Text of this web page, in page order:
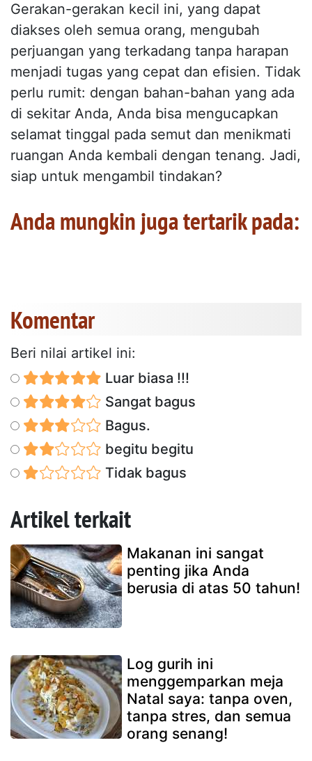
Gerakan-gerakan kecil ini, yang dapat
diakses oleh semua orang, mengubah
perjuangan yang terkadang tanpa harapan
menjadi tugas yang cepat dan efisien. Tidak
perlu rumit: dengan bahan-bahan yang ada
di sekitar Anda, Anda bisa mengucapkan
selamat tinggal pada semut dan menikmati
ruangan Anda kembali dengan tenang. Jadi,
siap untuk mengambil tindakan?
Anda mungkin juga tertarik pada:
Komentar
Beri nilai artikel ini:
Luar biasa !!!
Sangat bagus
Bagus.
begitu begitu
Tidak bagus
Artikel terkait
Makanan ini sangat
penting jika Anda
berusia di atas 50 tahun!
Log gurih ini
menggemparkan meja
Natal saya: tanpa oven,
tanpa stres, dan semua
orang senang!